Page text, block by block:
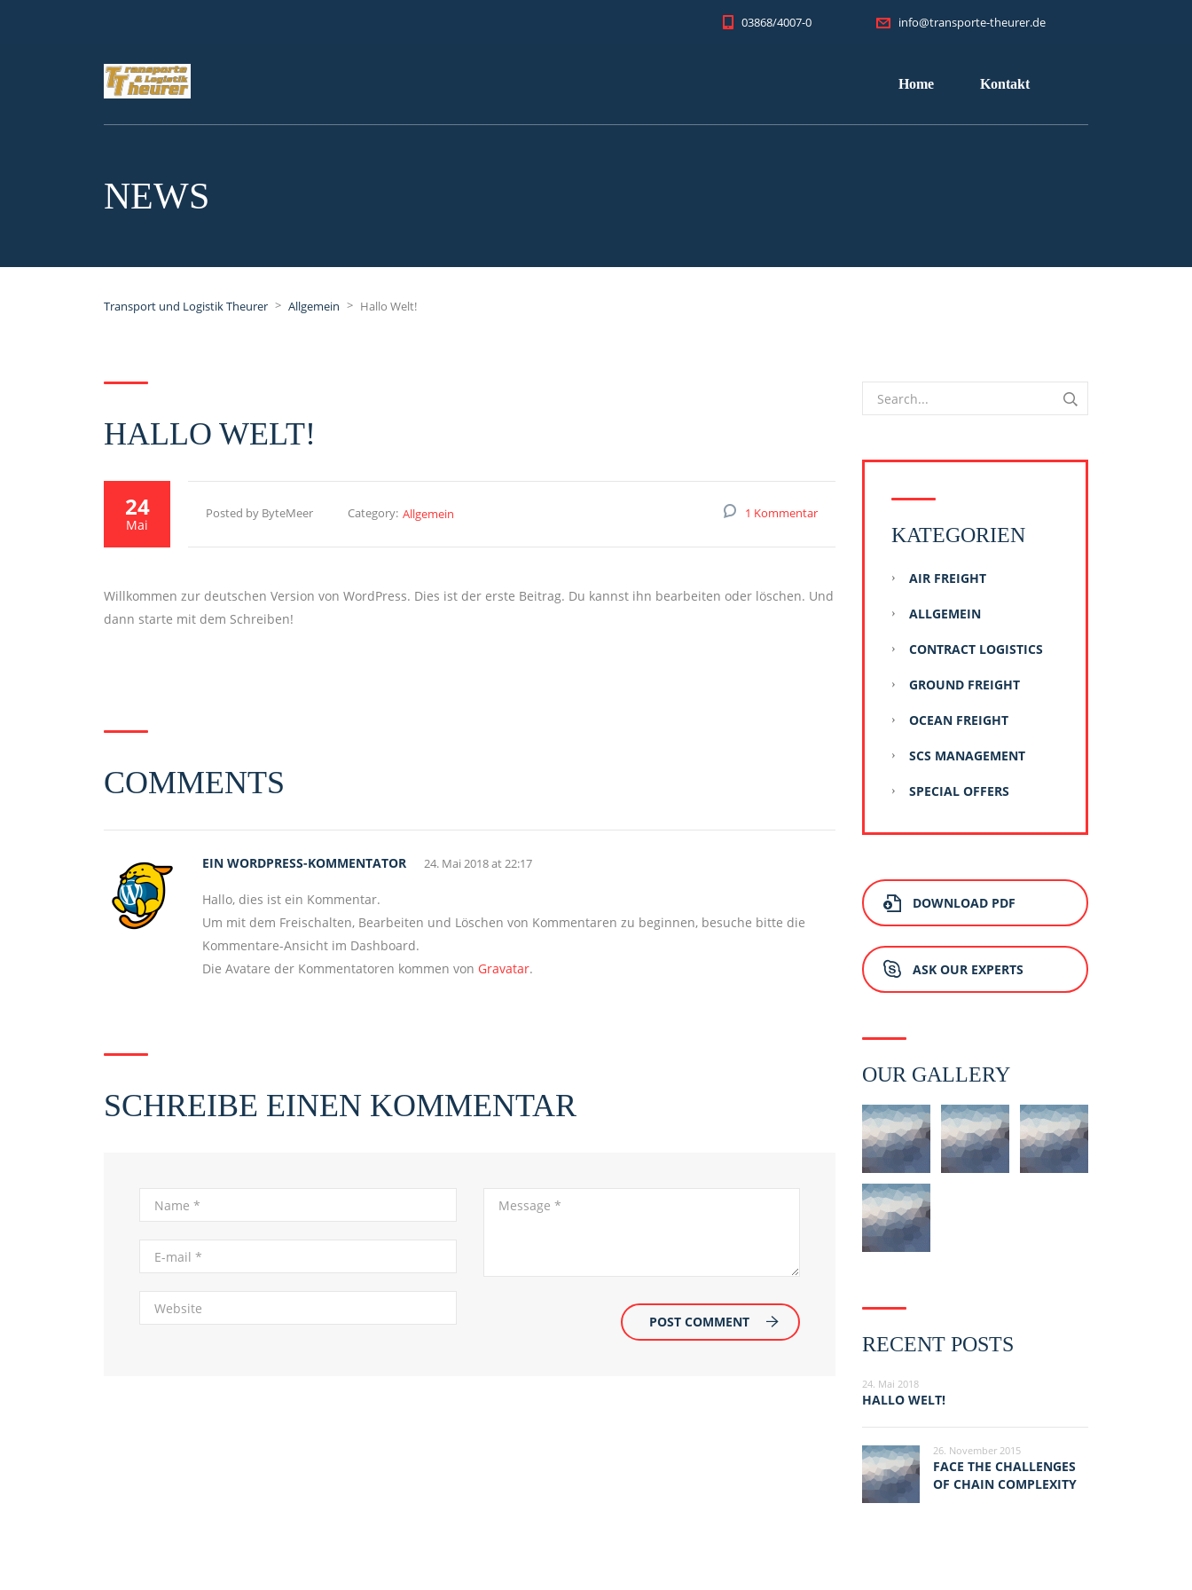
03868/4007-0 info@transporte-theurer.de
Home Kontakt
NEWS
Transport und Logistik Theurer > Allgemein > Hallo Welt!
HALLO WELT!
24
Mai
Posted by ByteMeer Category: Allgemein 1 Kommentar
Willkommen zur deutschen Version von WordPress. Dies ist der erste Beitrag. Du kannst ihn bearbeiten oder löschen. Und
dann starte mit dem Schreiben!
COMMENTS
EIN WORDPRESS-KOMMENTATOR 24. Mai 2018 at 22:17
Hallo, dies ist ein Kommentar.
Um mit dem Freischalten, Bearbeiten und Löschen von Kommentaren zu beginnen, besuche bitte die
Kommentare-Ansicht im Dashboard.
Die Avatare der Kommentatoren kommen von Gravatar.
SCHREIBE EINEN KOMMENTAR
POST COMMENT
KATEGORIEN
AIR FREIGHT
ALLGEMEIN
CONTRACT LOGISTICS
GROUND FREIGHT
OCEAN FREIGHT
SCS MANAGEMENT
SPECIAL OFFERS
DOWNLOAD PDF
ASK OUR EXPERTS
OUR GALLERY
RECENT POSTS
24. Mai 2018
HALLO WELT!
26. November 2015
FACE THE CHALLENGES
OF CHAIN COMPLEXITY